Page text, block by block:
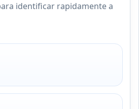
identificar rapidamente a